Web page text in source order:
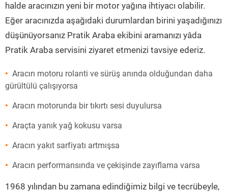
halde aracınızın yeni bir motor yağına ihtiyacı olabilir.
Eğer aracınızda aşağıdaki durumlardan birini yaşadığınızı
düşünüyorsanız Pratik Araba ekibini aramanızı yâda
Pratik Araba servisini ziyaret etmenizi tavsiye ederiz.
Aracın motoru rolanti ve sürüş anında olduğundan daha
gürültülü çalışıyorsa
Aracın motorunda bir tıkırtı sesi duyulursa
Araçta yanık yağ kokusu varsa
Aracın yakıt sarfiyatı artmışsa
Aracın performansında ve çekişinde zayıflama varsa
1968 yılından bu zamana edindiğimiz bilgi ve tecrübeyle,